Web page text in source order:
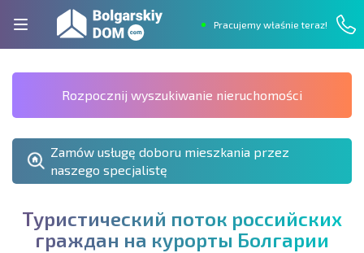
Pracujemy właśnie teraz!
Rozpocznij wyszukiwanie nieruchomości
Zamów usługę doboru mieszkania przez
naszego specjalistę
Туристический поток российских
граждан на курорты Болгарии